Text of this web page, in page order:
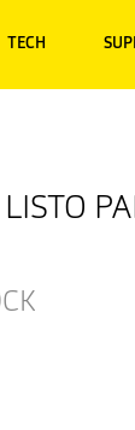
TECH
LISTO